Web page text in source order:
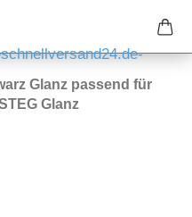
Glanz passend für
Glanz